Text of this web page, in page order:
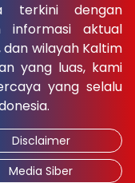
terkini dengan
informasi aktual
wilayah Kaltim
yang luas, kami
yang selalu
Disclaimer
Media Siber